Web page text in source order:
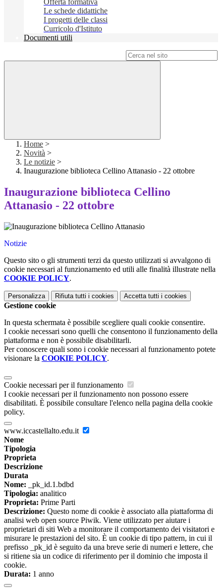
Offerta formativa
Le schede didattiche
I progetti delle classi
Curricolo d'Istituto
Documenti utili
Home >
Novità >
Le notizie >
Inaugurazione biblioteca Cellino Attanasio - 22 ottobre
Inaugurazione biblioteca Cellino
Attanasio - 22 ottobre
Notizie
Questo sito o gli strumenti terzi da questo utilizzati si avvalgono di
cookie necessari al funzionamento ed utili alle finalità illustrate nella
COOKIE POLICY.
Personalizza Rifiuta tutti i cookies Accetta tutti i cookies
Gestione cookie
In questa schermata è possibile scegliere quali cookie consentire.
I cookie necessari sono quelli che consentono il funzionamento della
piattaforma e non è possibile disabilitarli.
Per conoscere quali sono i cookie necessari al funzionamento potete
visionare la COOKIE POLICY.
Cookie necessari per il funzionamento
I cookie necessari per il funzionamento non possono essere
disabilitati. È possibile consultare l'elenco nella pagina della cookie
policy.
www.iccastellalto.edu.it
Nome
Tipologia
Proprieta
Descrizione
Durata
Nome: _pk_id.1.bdbd
Tipologia: analitico
Proprieta: Prime Parti
Descrizione: Questo nome di cookie è associato alla piattaforma di
analisi web open source Piwik. Viene utilizzato per aiutare i
proprietari di siti Web a monitorare il comportamento dei visitatori e
misurare le prestazioni del sito. È un cookie di tipo pattern, in cui il
prefisso _pk_id è seguito da una breve serie di numeri e lettere, che
si ritiene sia un codice di riferimento per il dominio che imposta il
cookie.
Durata: 1 anno